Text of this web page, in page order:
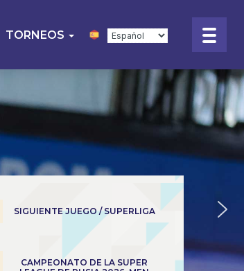
TORNEOS
SIGUIENTE JUEGO / SUPERLIGA
CAMPEONATO DE LA SUPER